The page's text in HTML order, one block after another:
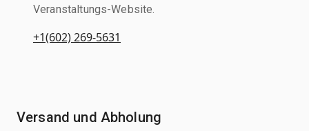
Veranstaltungs-Website.
+1(602) 269-5631
Versand und Abholung